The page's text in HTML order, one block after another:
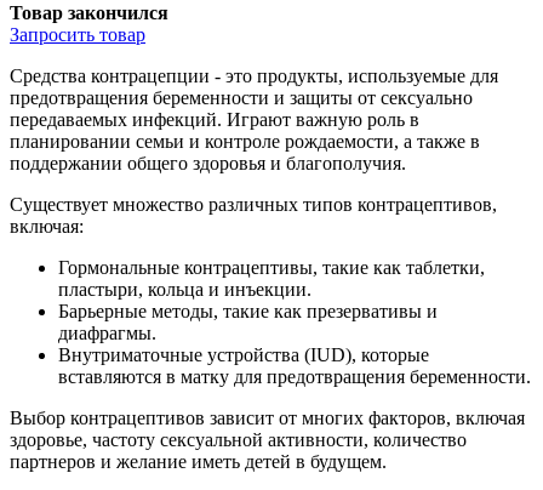
Товар закончился
Запросить товар
Средства контрацепции - это продукты, используемые для
предотвращения беременности и защиты от сексуально
передаваемых инфекций. Играют важную роль в
планировании семьи и контроле рождаемости, а также в
поддержании общего здоровья и благополучия.
Существует множество различных типов контрацептивов,
включая:
Гормональные контрацептивы, такие как таблетки,
пластыри, кольца и инъекции.
Барьерные методы, такие как презервативы и
диафрагмы.
Внутриматочные устройства (IUD), которые
вставляются в матку для предотвращения беременности.
Выбор контрацептивов зависит от многих факторов, включая
здоровье, частоту сексуальной активности, количество
партнеров и желание иметь детей в будущем.